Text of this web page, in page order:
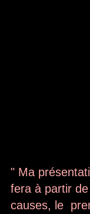
" Ma
fera à partir
causes, le